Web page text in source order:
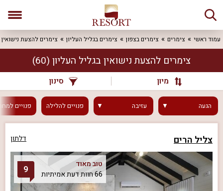
עמוד ראשי צימרים צימרים בצפון צימרים בגליל העליון צימרים להצעת נישואין
צימרים להצעת נישואין בגליל העליון (60)
מיון סינון
הגעה עזיבה פנוייםלהלילה פנויים
צליל הרים דלתון
טוב מאוד
66 חוות דעת אמיתיות
9